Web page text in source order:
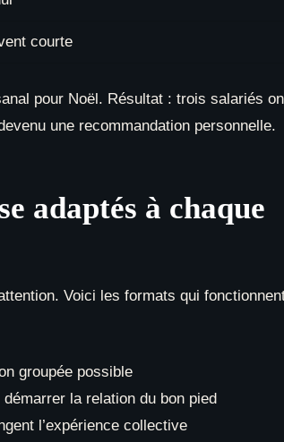
courte
pour Noël. Résultat : trois salariés
une recommandation personnelle.
adaptés à chaque
Voici les formats qui
groupée possible
démarrer la relation du bon pied
l’expérience collective